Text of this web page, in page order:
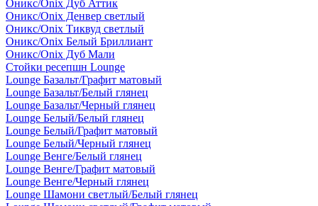
Оникс/Onix Дуб Аттик
Оникс/Onix Денвер светлый
Оникс/Onix Тиквуд светлый
Оникс/Onix Белый Бриллиант
Оникс/Onix Дуб Мали
Стойки ресепшн Lounge
Lounge Базальт/Графит матовый
Lounge Базальт/Белый глянец
Lounge Базальт/Черный глянец
Lounge Белый/Белый глянец
Lounge Белый/Графит матовый
Lounge Белый/Черный глянец
Lounge Венге/Белый глянец
Lounge Венге/Графит матовый
Lounge Венге/Черный глянец
Lounge Шамони светлый/Белый глянец